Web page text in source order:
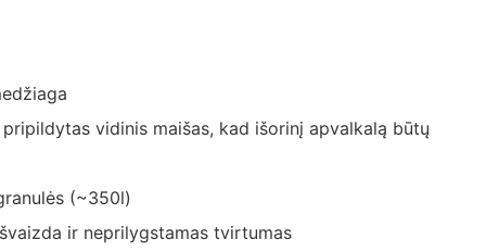
pripildytas vidinis maišas, kad išorinį apvalkalą būtų
(~350l)
ir neprilygstamas tvirtumas